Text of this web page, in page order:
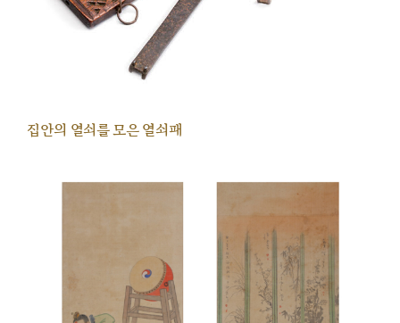
집안의 열쇠를 모은 열쇠패